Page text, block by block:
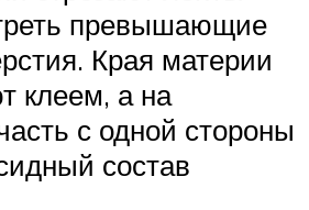
превышающие
Края материи
клеем, а на
с одной стороны
состав